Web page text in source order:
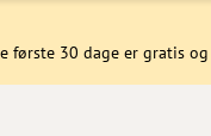
første 30 dage er gratis